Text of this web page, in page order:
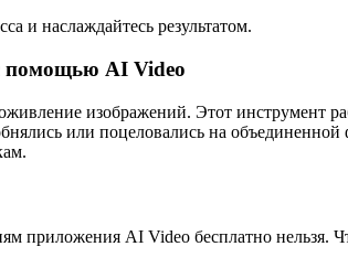
и наслаждайтесь результатом.
помощью AI Video
изображений. Этот инструмент
или поцеловались на
приложения AI Video бесплатно